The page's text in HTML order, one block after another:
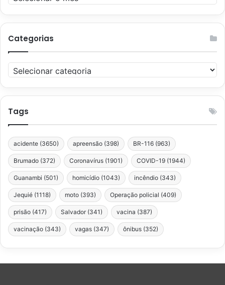
Categorias
Categorias
Tags
acidente (3650) apreensão (398) BR-116 (963)
Brumado (372) Coronavírus (1901) COVID-19 (1944)
Guanambi (501) homicídio (1043) incêndio (343)
Jequié (1118) moto (393) Operação policial (409)
prisão (417) Salvador (341) vacina (387)
vacinação (343) vagas (347) ônibus (352)